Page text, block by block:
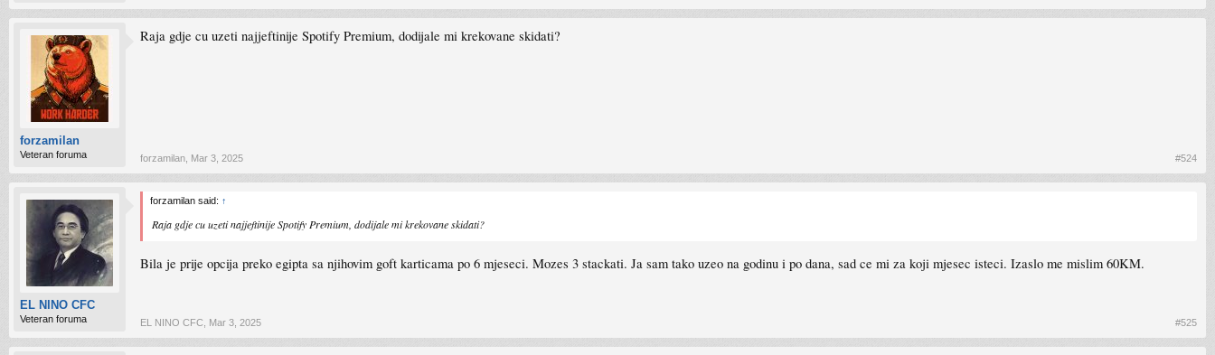
forzamilan
Veteran foruma
Raja gdje cu uzeti najjeftinije Spotify Premium, dodijale mi krekovane skidati?
forzamilan Mar 3, 2025 #524
EL NINO CFC
Veteran foruma
forzamilan said: ↑
Raja gdje cu uzeti najjeftinije Spotify Premium, dodijale mi krekovane skidati?
Bila je prije opcija preko egipta sa njihovim goft karticama po 6 mjeseci. Mozes 3 stackati. Ja sam tako uzeo na godinu i po dana, sad ce mi za koji mjesec isteci. Izaslo me mislim 60KM.
EL NINO CFC Mar 3, 2025 #525